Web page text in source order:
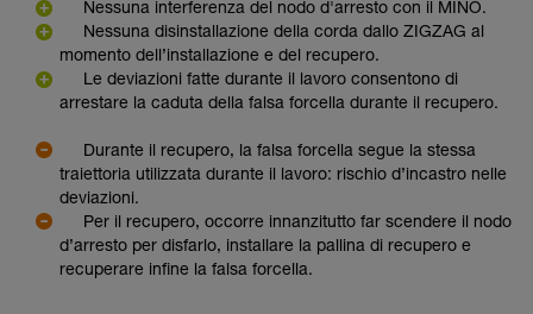
Nessuna interferenza del nodo d'arresto con il MINO.
Nessuna disinstallazione della corda dallo ZIGZAG al
momento dell’installazione e del recupero.
Le deviazioni fatte durante il lavoro consentono di
arrestare la caduta della falsa forcella durante il recupero.
Durante il recupero, la falsa forcella segue la stessa
traiettoria utilizzata durante il lavoro: rischio d’incastro nelle
deviazioni.
Per il recupero, occorre innanzitutto far scendere il nodo
d’arresto per disfarlo, installare la pallina di recupero e
recuperare infine la falsa forcella.